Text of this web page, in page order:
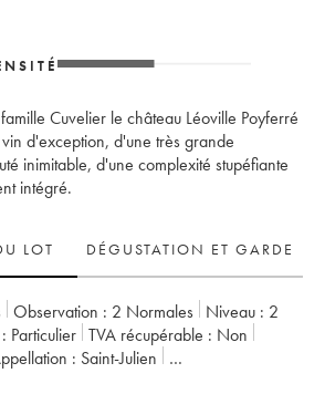
Cuvelier le château Léoville Poyferré
d'exception, d'une très grande
inimitable, d'une complexité stupéfiante
intégré.
LOT
DÉGUSTATION ET GARDE
Observation : 2 Normales Niveau : 2
particulier TVA récupérable :
non
Appellation :
Saint-Julien